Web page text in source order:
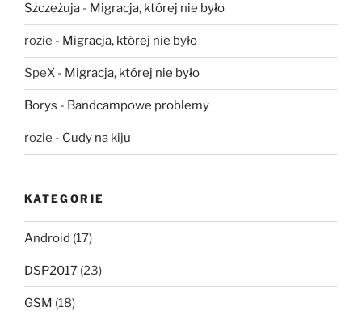
Szczeżuja - Migracja, której nie było
rozie - Migracja, której nie było
SpeX - Migracja, której nie było
Borys - Bandcampowe problemy
rozie - Cudy na kiju
KATEGORIE
Android (17)
DSP2017 (23)
GSM (18)